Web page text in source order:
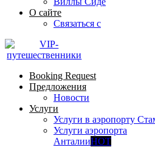
О сайте
Связаться с
Booking Request
Предложения
Новости
Услуги
Услуги в аэропорту
Услуги аэропорта
АнталииHOT